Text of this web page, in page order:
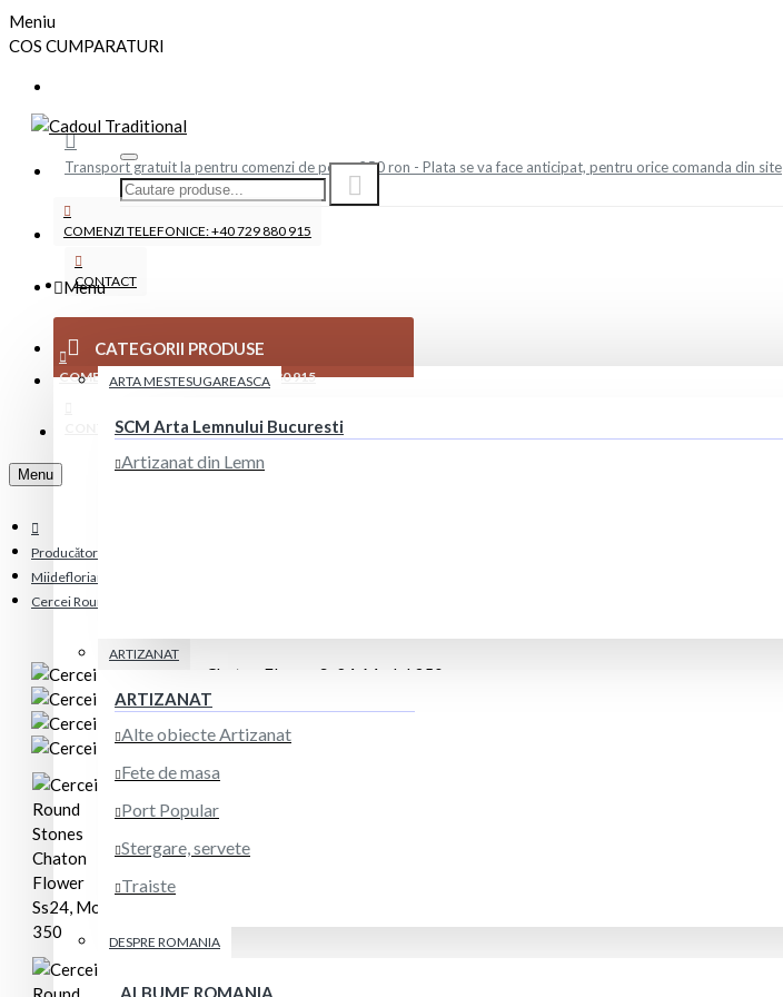
Meniu
COS CUMPARATURI
Transport gratuit la pentru comenzi de peste 250 ron - Plata se va face anticipat, pentru orice comanda din site
COMENZI TELEFONICE: +40 729 880 915
CONTACT
Menu
CATEGORII PRODUSE
ARTA MESTESUGAREASCA
SCM Arta Lemnului Bucuresti
Artizanat din Lemn
ARTIZANAT
ARTIZANAT
Alte obiecte Artizanat
Fete de masa
Port Popular
Stergare, servete
Traiste
DESPRE ROMANIA
ALBUME ROMANIA
COMENZI TELEFONICE: +40 729 880 915
CONTACT
Menu
Producător
Miidefloriart
Cercei Round Stones Chaton Flower Ss24, Model 350